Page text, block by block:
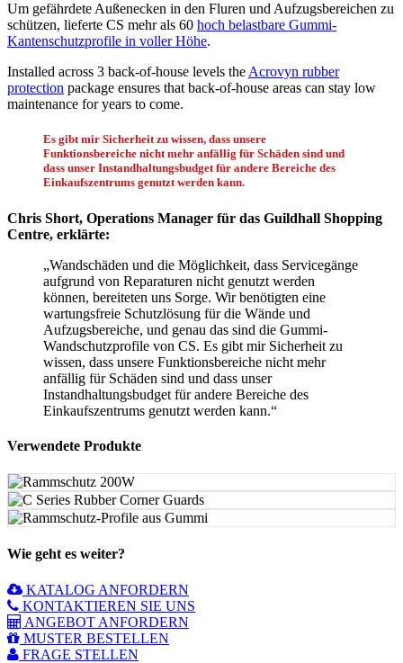
Um gefährdete Außenecken in den Fluren und Aufzugsbereichen zu
schützen, lieferte CS mehr als 60 hoch belastbare Gummi-
Kantenschutzprofile in voller Höhe.
Installed across 3 back-of-house levels the Acrovyn rubber
protection package ensures that back-of-house areas can stay low
maintenance for years to come.
Es gibt mir Sicherheit zu wissen, dass unsere
Funktionsbereiche nicht mehr anfällig für Schäden sind und
dass unser Instandhaltungsbudget für andere Bereiche des
Einkaufszentrums genutzt werden kann.
Chris Short, Operations Manager für das Guildhall Shopping
Centre, erklärte:
„Wandschäden und die Möglichkeit, dass Servicegänge
aufgrund von Reparaturen nicht genutzt werden
können, bereiteten uns Sorge. Wir benötigten eine
wartungsfreie Schutzlösung für die Wände und
Aufzugsbereiche, und genau das sind die Gummi-
Wandschutzprofile von CS. Es gibt mir Sicherheit zu
wissen, dass unsere Funktionsbereiche nicht mehr
anfällig für Schäden sind und dass unser
Instandhaltungsbudget für andere Bereiche des
Einkaufszentrums genutzt werden kann.“
Verwendete Produkte
Wie geht es weiter?
KATALOG ANFORDERN
KONTAKTIEREN SIE UNS
ANGEBOT ANFORDERN
MUSTER BESTELLEN
FRAGE STELLEN